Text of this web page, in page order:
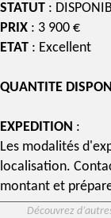
STATUT :
PRIX : 3 900 €
ETAT : Excellent
QUANTITE
EXPEDITION :
Les modalités
localisation.
montant et
Découvrez